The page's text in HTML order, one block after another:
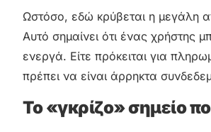
Ωστόσο, εδώ κρύβεται η μεγάλη
Αυτό σημαίνει ότι ένας χρήστης
ενεργά. Είτε πρόκειται για
πρέπει να είναι άρρηκτα
Το «γκρίζο» σημείο